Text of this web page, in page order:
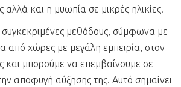
αλλά και η μυωπία σε μικρές ηλικίες.
συγκεκριμένες μεθόδους, σύμφωνα με
από χώρες με μεγάλη εμπειρία, στον
και μπορούμε να επεμβαίνουμε σε
την αποφυγή αύξησης της. Αυτό σημαίνει